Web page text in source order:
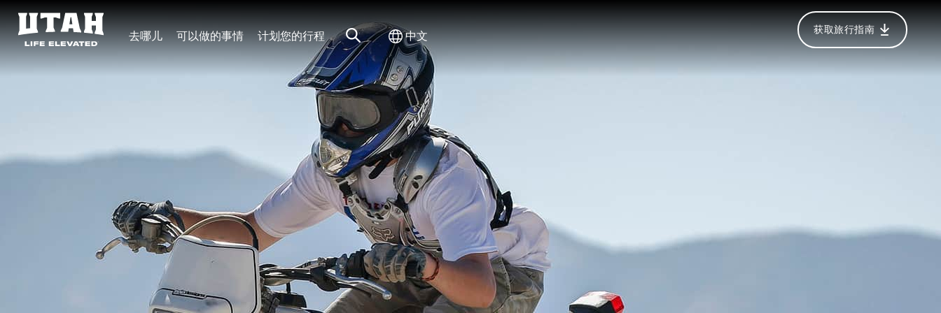
去哪儿 可以做的事情 计划您的行程 网站搜索切换国际
中文 获取旅行指南